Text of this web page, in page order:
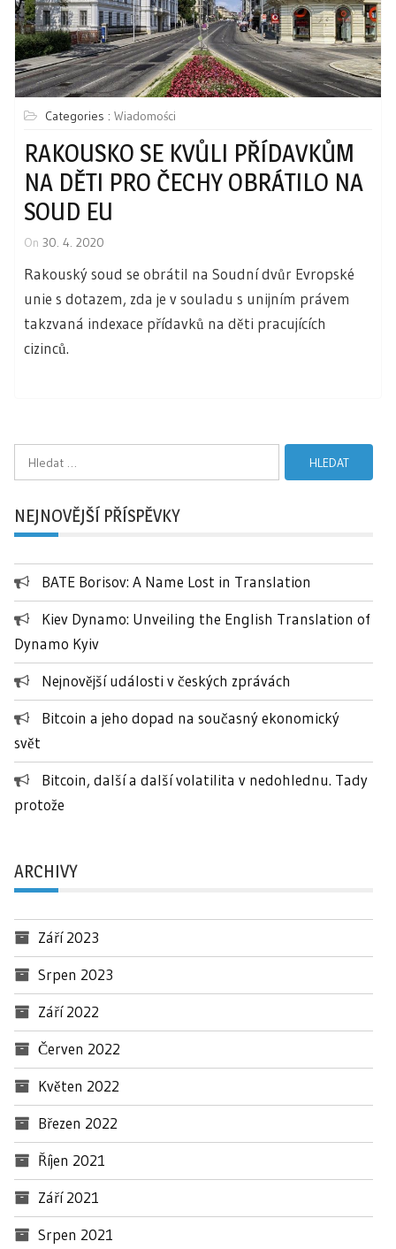
Categories : Wiadomości
RAKOUSKO SE KVŮLI PŘÍDAVKŮM
NA DĚTI PRO ČECHY OBRÁTILO NA
SOUD EU
On 30. 4. 2020
Rakouský soud se obrátil na Soudní dvůr Evropské
unie s dotazem, zda je v souladu s unijním právem
takzvaná indexace přídavků na děti pracujících
cizinců.
NEJNOVĚJŠÍ PŘÍSPĚVKY
BATE Borisov: A Name Lost in Translation
Kiev Dynamo: Unveiling the English Translation of
Dynamo Kyiv
Nejnovější události v českých zprávách
Bitcoin a jeho dopad na současný ekonomický
svět
Bitcoin, další a další volatilita v nedohlednu. Tady
protože
ARCHIVY
Září 2023
Srpen 2023
Září 2022
Červen 2022
Květen 2022
Březen 2022
Říjen 2021
Září 2021
Srpen 2021